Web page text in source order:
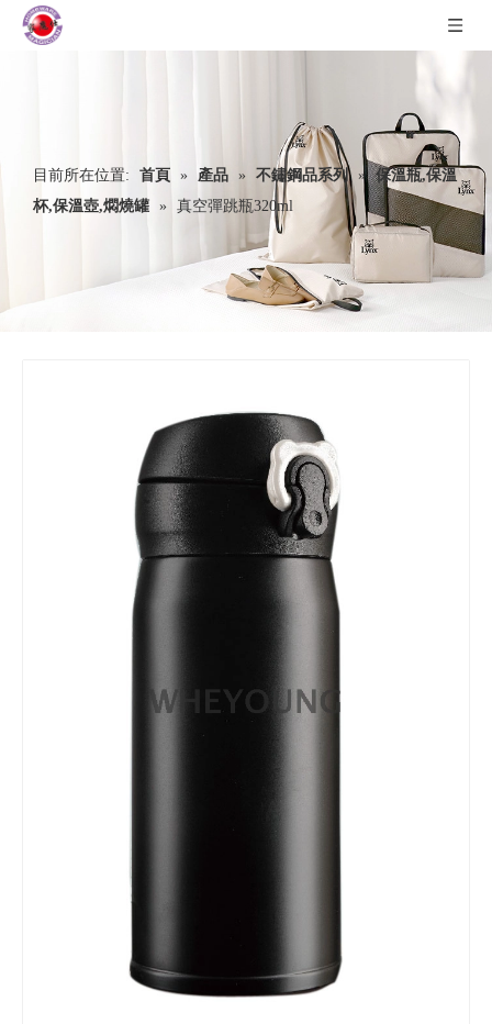
目前所在位置: 首頁 » 產品 » 不鏽鋼品系列 » 保溫瓶,保溫
杯,保溫壺,燜燒罐 » 真空彈跳瓶320ml